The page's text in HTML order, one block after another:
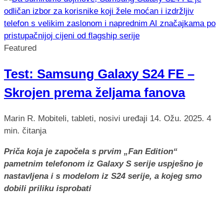
Featured
Test: Samsung Galaxy S24 FE –
Skrojen prema željama fanova
Marin R. Mobiteli, tableti, nosivi uređaji 14. Ožu. 2025. 4
min. čitanja
Priča koja je započela s prvim „Fan Edition“
pametnim telefonom iz Galaxy S serije uspješno je
nastavljena i s modelom iz S24 serije, a kojeg smo
dobili priliku isprobati